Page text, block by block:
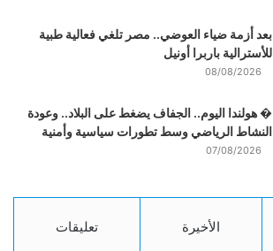
بعد أزمة ضياء العوضي.. مصر تلغي فعالية طبية
للأسترالية باربرا أونيل
08/08/2026
� هولندا اليوم.. الجفاف يضغط على البلاد.. وعودة
النشاط الرياضي وسط تطورات سياسية وأمنية
07/08/2026
الأخيرة تعليقات